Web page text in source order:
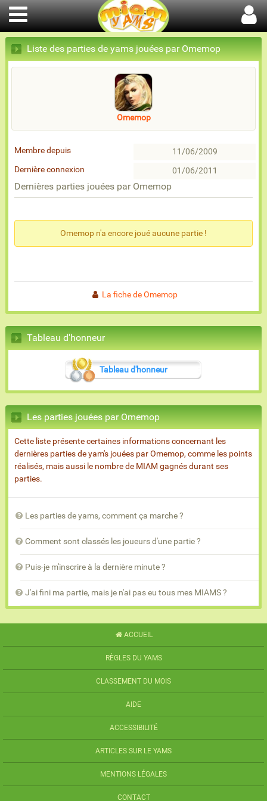
Liste des parties de yams jouées par Omemop
Omemop
Membre depuis
11/06/2009
Dernière connexion
01/06/2011
Dernières parties jouées par Omemop
Omemop n'a encore joué aucune partie !
La fiche de Omemop
Tableau d'honneur
Tableau d'honneur
Les parties jouées par Omemop
Cette liste présente certaines informations concernant les
dernières parties de yam's jouées par Omemop, comme les points
réalisés, mais aussi le nombre de MIAM gagnés durant ses
parties.
Les parties de yams, comment ça marche ?
Comment sont classés les joueurs d'une partie ?
Puis-je m'inscrire à la dernière minute ?
J'ai fini ma partie, mais je n'ai pas eu tous mes MIAMS ?
ACCUEIL
RÈGLES DU YAMS
CLASSEMENT DU MOIS
AIDE
ACCESSIBILITÉ
ARTICLES SUR LE YAMS
MENTIONS LÉGALES
CONTACT